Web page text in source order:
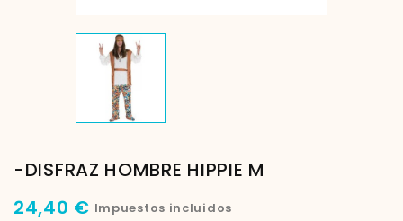
-DISFRAZ HOMBRE HIPPIE M
24,40 € Impuestos incluidos